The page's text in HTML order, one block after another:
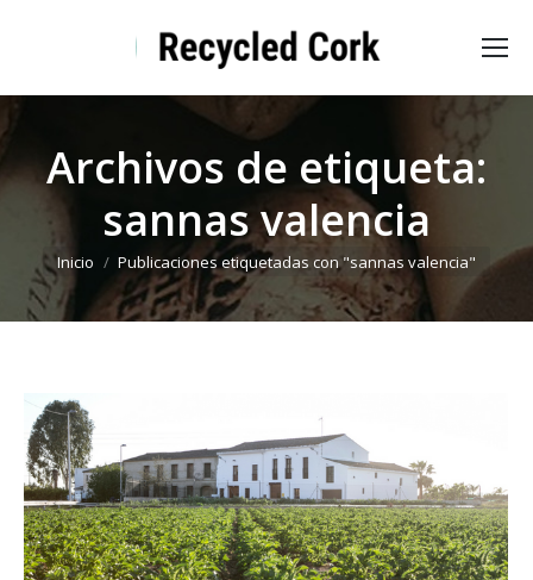
Archivos de etiqueta:
sannas valencia
Estás aquí:
Inicio Publicaciones etiquetadas con "sannas valencia"